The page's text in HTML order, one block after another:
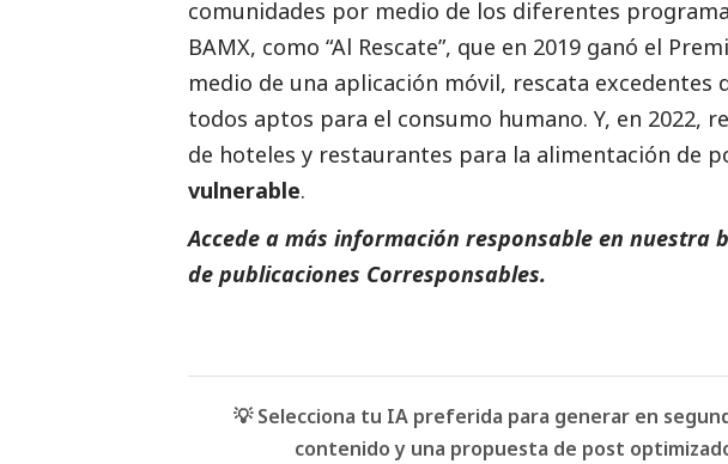
comunidades por medio de los diferentes
BAMX, como “Al Rescate”, que en 2019 ganó el
medio de una aplicación móvil, rescata excedentes
todos aptos para el consumo humano. Y, en 2022,
de hoteles y restaurantes para la alimentación de
vulnerable.
Accede a más información responsable en nuestra
de publicaciones Corresponsables.
💡 Selecciona tu IA preferida para generar en
contenido y una propuesta de post